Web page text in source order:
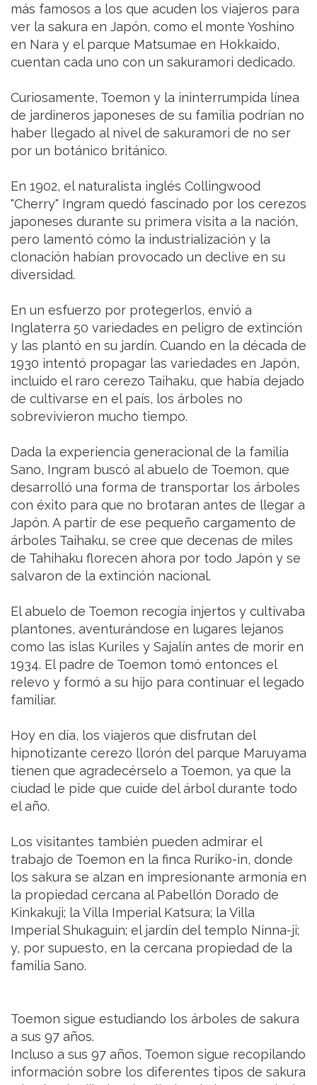
más famosos a los que acuden los viajeros para
ver la sakura en Japón, como el monte Yoshino
en Nara y el parque Matsumae en Hokkaido,
cuentan cada uno con un sakuramori dedicado.
Curiosamente, Toemon y la ininterrumpida línea
de jardineros japoneses de su familia podrían no
haber llegado al nivel de sakuramori de no ser
por un botánico británico.
En 1902, el naturalista inglés Collingwood
"Cherry" Ingram quedó fascinado por los cerezos
japoneses durante su primera visita a la nación,
pero lamentó cómo la industrialización y la
clonación habían provocado un declive en su
diversidad.
En un esfuerzo por protegerlos, envió a
Inglaterra 50 variedades en peligro de extinción
y las plantó en su jardín. Cuando en la década de
1930 intentó propagar las variedades en Japón,
incluido el raro cerezo Taihaku, que había dejado
de cultivarse en el país, los árboles no
sobrevivieron mucho tiempo.
Dada la experiencia generacional de la familia
Sano, Ingram buscó al abuelo de Toemon, que
desarrolló una forma de transportar los árboles
con éxito para que no brotaran antes de llegar a
Japón. A partir de ese pequeño cargamento de
árboles Taihaku, se cree que decenas de miles
de Tahihaku florecen ahora por todo Japón y se
salvaron de la extinción nacional.
El abuelo de Toemon recogía injertos y cultivaba
plantones, aventurándose en lugares lejanos
como las islas Kuriles y Sajalín antes de morir en
1934. El padre de Toemon tomó entonces el
relevo y formó a su hijo para continuar el legado
familiar.
Hoy en día, los viajeros que disfrutan del
hipnotizante cerezo llorón del parque Maruyama
tienen que agradecérselo a Toemon, ya que la
ciudad le pide que cuide del árbol durante todo
el año.
Los visitantes también pueden admirar el
trabajo de Toemon en la finca Ruriko-in, donde
los sakura se alzan en impresionante armonía en
la propiedad cercana al Pabellón Dorado de
Kinkakuji; la Villa Imperial Katsura; la Villa
Imperial Shukaguin; el jardín del templo Ninna-ji;
y, por supuesto, en la cercana propiedad de la
familia Sano.
Toemon sigue estudiando los árboles de sakura
a sus 97 años.
Incluso a sus 97 años, Toemon sigue recopilando
información sobre los diferentes tipos de sakura